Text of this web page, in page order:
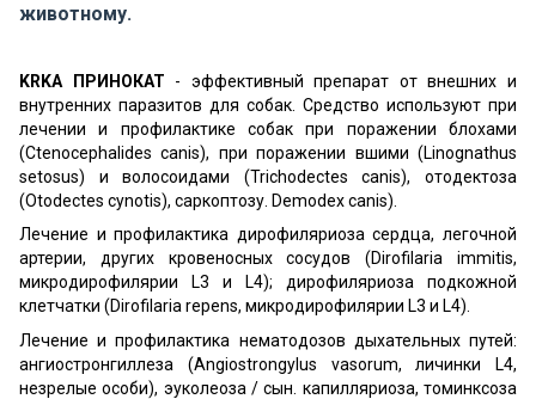
животному.
KRKA ПРИНОКАТ - эффективный препарат от внешних и
внутренних паразитов для собак. Средство используют при
лечении и профилактике собак при поражении блохами
(Ctenocephalides canis), при поражении вшими (Linognathus
setosus) и волосоидами (Trichodectes canis), отодектоза
(Otodectes cynotis), саркоптозу. Demodex canis).
Лечение и профилактика дирофиляриоза сердца, легочной
артерии, других кровеносных сосудов (Dirofilaria immitis,
микродирофилярии L3 и L4); дирофиляриоза подкожной
клетчатки (Dirofilaria repens, микродирофилярии L3 и L4).
Лечение и профилактика нематодозов дыхательных путей:
ангиостронгиллеза (Angiostrongylus vasorum, личинки L4,
незрелые особи), эуколеоза / сын. капилляриоза, томинксоза